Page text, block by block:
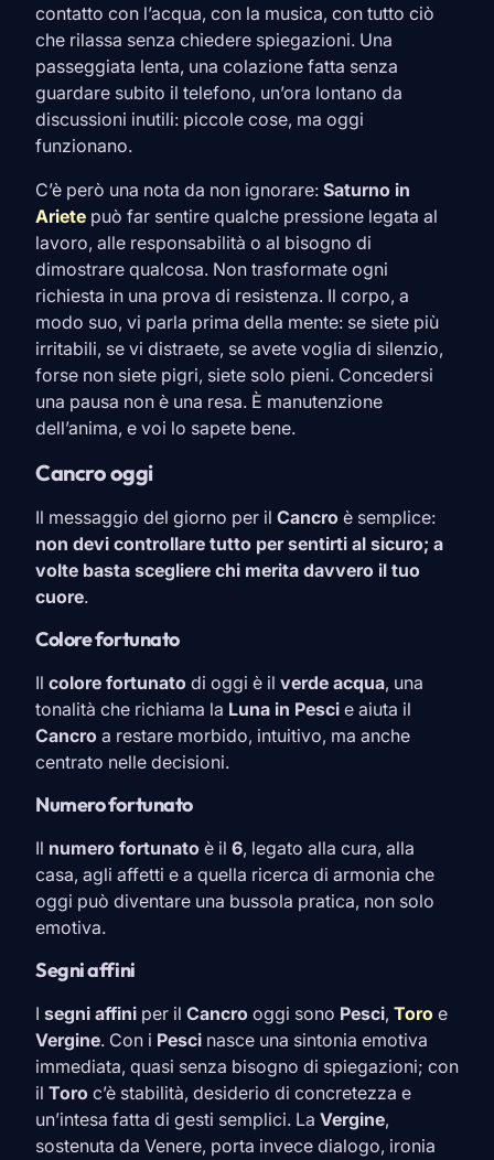
contatto con l’acqua, con la musica, con tutto ciò
che rilassa senza chiedere spiegazioni. Una
passeggiata lenta, una colazione fatta senza
guardare subito il telefono, un’ora lontano da
discussioni inutili: piccole cose, ma oggi
funzionano.
C’è però una nota da non ignorare: Saturno in
Ariete può far sentire qualche pressione legata al
lavoro, alle responsabilità o al bisogno di
dimostrare qualcosa. Non trasformate ogni
richiesta in una prova di resistenza. Il corpo, a
modo suo, vi parla prima della mente: se siete più
irritabili, se vi distraete, se avete voglia di silenzio,
forse non siete pigri, siete solo pieni. Concedersi
una pausa non è una resa. È manutenzione
dell’anima, e voi lo sapete bene.
Cancro oggi
Il messaggio del giorno per il Cancro è semplice:
non devi controllare tutto per sentirti al sicuro; a
volte basta scegliere chi merita davvero il tuo
cuore.
Colore fortunato
Il colore fortunato di oggi è il verde acqua, una
tonalità che richiama la Luna in Pesci e aiuta il
Cancro a restare morbido, intuitivo, ma anche
centrato nelle decisioni.
Numero fortunato
Il numero fortunato è il 6, legato alla cura, alla
casa, agli affetti e a quella ricerca di armonia che
oggi può diventare una bussola pratica, non solo
emotiva.
Segni affini
I segni affini per il Cancro oggi sono Pesci, Toro e
Vergine. Con i Pesci nasce una sintonia emotiva
immediata, quasi senza bisogno di spiegazioni; con
il Toro c’è stabilità, desiderio di concretezza e
un’intesa fatta di gesti semplici. La Vergine,
sostenuta da Venere, porta invece dialogo, ironia